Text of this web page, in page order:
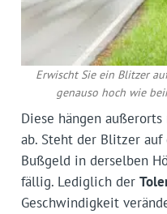
Erwischt Sie ein Blitzer
genauso hoch wie
Diese hängen
ab. Steht der Blitzer auf
Bußgeld in derselben
fällig. Lediglich der
Geschwindigkeit